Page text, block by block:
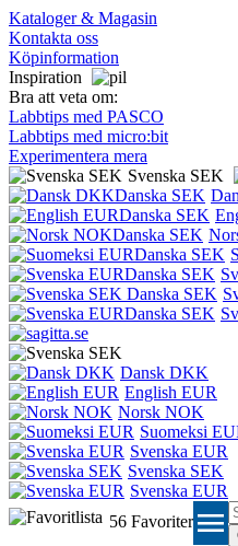
Kataloger & Magasin
Kontakta oss
Köpinformation
Inspiration
Bra att veta om:
Labbtips med PASCO
Labbtips med micro:bit
Experimentera mera
Svenska SEK
Dansk DKK
English EUR
Norsk NOK
Suomeksi
Svenska EUR
Svenska SEK
Svenska EUR
56 Favoriter menu